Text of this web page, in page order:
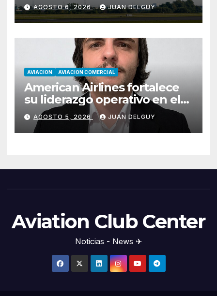
desde octubre
AGOSTO 6, 2026 JUAN DELGUY
AVIACION AVIACION COMERCIAL
American Airlines fortalece
su liderazgo operativo en el
Cono Sur con Luiz Laham
AGOSTO 5, 2026 JUAN DELGUY
Aviation Club Center
Noticias - News ✈